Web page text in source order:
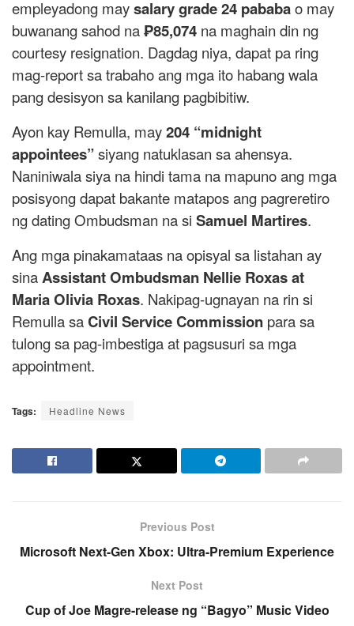
empleyadong maysalary grade 24 pababao may
buwanang sahod na₱85,074 na maghain din ng
courtesy resignation. Dagdag niya, dapat pa ring
mag-report sa trabaho ang mga ito habang wala
pang desisyon sa kanilang pagbibitiw.
Ayon kay Remulla, may204 “midnight
appointees”siyang natuklasan sa ahensya.
Naniniwala siya na hindi tama na mapuno ang mga
posisyong dapat bakante matapos ang pagreretiro
ng dating Ombudsman na si Samuel Martires.
Ang mga pinakamataas na opisyal sa listahan ay
sinaAssistant Ombudsman Nellie Roxas at
Maria Olivia Roxas. Nakipag-ugnayan na rin si
Remulla saCivil Service Commission para sa
tulong sa pag-imbestiga at pagsusuri sa mga
appointment.
Tags: Headline News
Previous Post
Microsoft Next-Gen Xbox: Ultra-Premium Experience
Next Post
Cup of Joe Magre-release ng “Bagyo” Music Video